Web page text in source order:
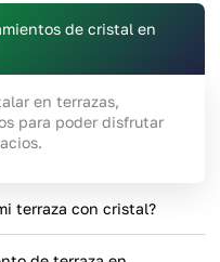
de cristal en
en terrazas,
para poder disfrutar
terraza con cristal?